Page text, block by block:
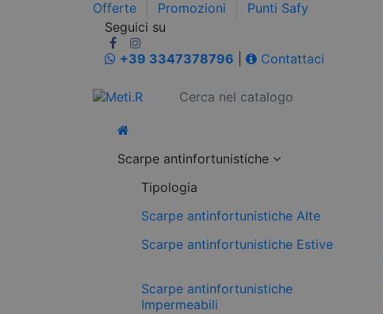
Offerte Promozioni Punti Safy
Seguici su
+39 3347378796
Contattaci
Scarpe antinfortunistiche
Tipologia
Scarpe antinfortunistiche Alte
Scarpe antinfortunistiche Estive
Scarpe antinfortunistiche
Impermeabili